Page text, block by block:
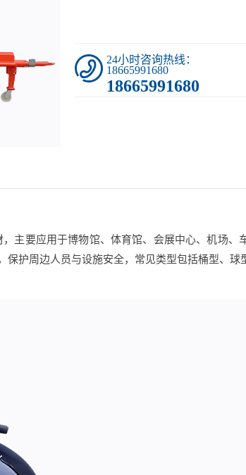
24小时咨询热线：
18665991680
18665991680
主要应用于博物馆、体育馆、会展中心、机场、
护周边人员与设施安全，常见类型包括桶型、球